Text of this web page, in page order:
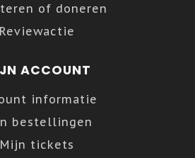
of doneren
Reviewactie
ACCOUNT
informatie
bestellingen
Mijn tickets